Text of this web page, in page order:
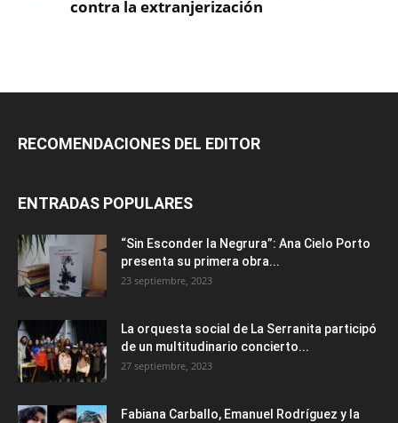
RECOMENDACIONES DEL EDITOR
ENTRADAS POPULARES
“Sin Esconder la Negrura”: Ana Cielo Porto
presenta su primera obra...
23 septiembre, 2023
La orquesta social de La Serranita participó
de un multitudinario concierto...
27 septiembre, 2023
Fabiana Carballo, Emanuel Rodríguez y la